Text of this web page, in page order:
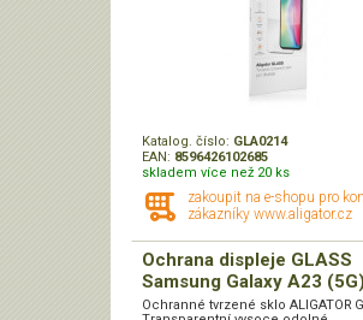
Katalog. číslo: GLA0214
EAN: 8596426102685
skladem více než 20 ks
zakoupit na e-shopu pro
zákazníky www.aligator.cz
Ochrana displeje GLASS
Samsung Galaxy A23
Ochranné tvrzené sklo ALIGATOR